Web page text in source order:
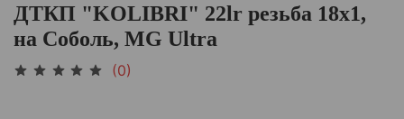
ДТКП "KOLIBRI" 22lr резьба 18х1,
на Соболь, MG Ultra
(0)